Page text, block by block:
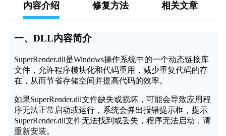
内容介绍 修复方法 相关文章
一、DLL内容简介
SuperRender.dll是Windows操作系统中的一个动态链接库
文件，允许程序模块化和代码重用，减少重复代码的存
在，从而节省存储空间并提高代码的效率。
如果SuperRender.dll文件缺失或损坏，可能会导致应用程
序无法正常启动或运行，系统会弹出报错提示框，提示
SuperRender.dll文件无法找到或丢失，程序无法启动，请
重新安装。